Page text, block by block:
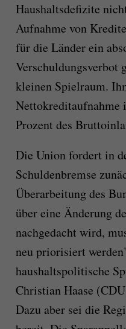
Haushaltsdefizite
Aufnahme von
für die Länder ein
Verschuldungsverbot
kleinen Spielraum.
Nettokreditaufnahme
Prozent des
Die Union fordert in
Schuldenbremse
Überarbeitung des
über eine Änderung
nachgedacht wird,
neu priorisiert
haushaltspolitische
Christian Haase
Dazu aber sei die